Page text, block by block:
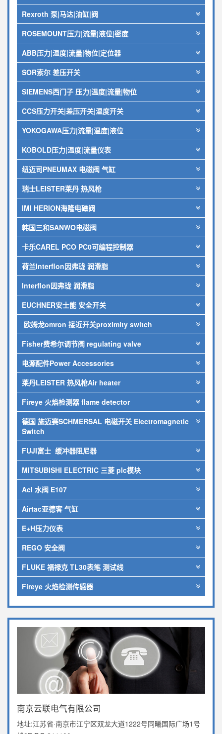
Rexroth 泵|马达|油缸|阀
ROSEMOUNT压力|流量|液位|密度
ABB压力|温度|流量|物位|定位器
SOR索尔 差压开关
SIEMENS西门子 压力|温度|流量|物位
CCS压力开关|差压开关|温度开关
YOKOGAWA压力|流量|温度|液位
KOBOLD压力|温度|流量仪表
纽迈司PNEUMAX 电磁阀 气缸
瑞士LEISTER莱丹 热风枪
IMI HERION海隆电磁阀
韩国三和SANWO电磁阀
卡乐CAREL PCO PC0可编程控制器
荷兰Interflon因弗珑 润滑脂
Interflon因弗珑 润滑脂
EUCHNER安士能 安全开关
欧姆龙omron 接近开关proximity switch
Fisher费希尔调节阀 regulating valve
电源配件Power Accessories
莱丹LEISTER 热风枪Air heater
Fireye 火焰检测器 flame detector
德国 施迈赛SCHMERSAL 电磁开关 Electromagnetic
Switch
FUJI富士 缓冲器阻尼器
MITSUBISHI ELECTRIC 三菱 plc模块
Acl 水阀 E107
Airtac亚德客 气缸
E+H压力仪表
REGO 安全阀
FLUKE 福禄克 TL30表笔 测试线
Fireye 火焰检测传感器
南京云联电气有限公司
地址:江苏省·南京市江宁区双龙大道1222号同曦国际广场1号